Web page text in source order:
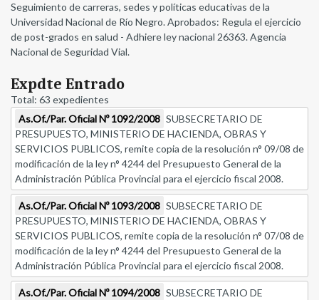
Seguimiento de carreras, sedes y políticas educativas de la
Universidad Nacional de Río Negro. Aprobados: Regula el ejercicio
de post-grados en salud - Adhiere ley nacional 26363. Agencia
Nacional de Seguridad Vial.
Expdte Entrado
Total: 63 expedientes
As.Of./Par. Oficial Nº 1092/2008 SUBSECRETARIO DE
PRESUPUESTO, MINISTERIO DE HACIENDA, OBRAS Y
SERVICIOS PUBLICOS, remite copia de la resolución n° 09/08 de
modificación de la ley n° 4244 del Presupuesto General de la
Administración Pública Provincial para el ejercicio fiscal 2008.
As.Of./Par. Oficial Nº 1093/2008 SUBSECRETARIO DE
PRESUPUESTO, MINISTERIO DE HACIENDA, OBRAS Y
SERVICIOS PUBLICOS, remite copia de la resolución n° 07/08 de
modificación de la ley n° 4244 del Presupuesto General de la
Administración Pública Provincial para el ejercicio fiscal 2008.
As.Of./Par. Oficial Nº 1094/2008 SUBSECRETARIO DE